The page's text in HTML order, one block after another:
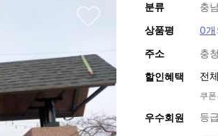
분류
충
상품평
0개
주소
충
할인혜택 전
쿠
우수회원 등